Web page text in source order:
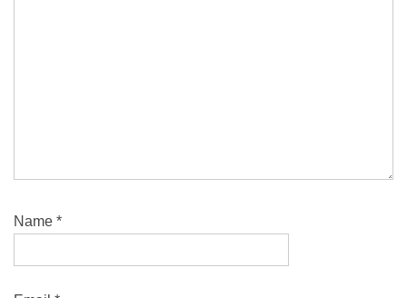
Name *